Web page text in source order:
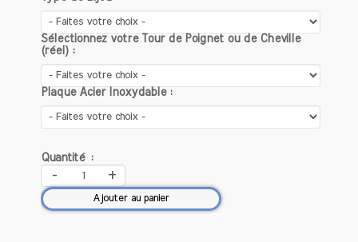
l'Aventurine
L'aventurine est une variété de quartz
qui tire son nom du mot italien
"aventura", qui signifie "par hasard". Ce
terme fait référence à la découverte
fortuite de cette pierre dans les années
1700. L'aventurine se forme
environnements métamorphiques et
hydrothermaux.
La composition chimique de l'aventurine
Sélectionnez votre Tour de Poignet ou de Cheville
(réel) :
Plaque Acier Inoxydable :
Quantité :
- +
Ajouter au panier